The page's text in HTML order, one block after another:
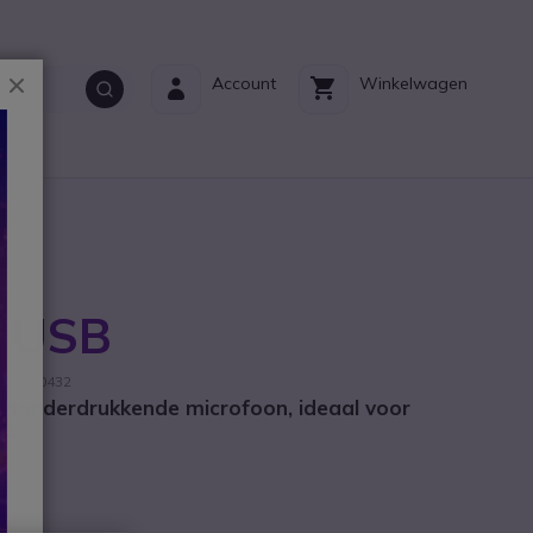
Winkelwagen
Account
USB
1000432
microfoon, ideaal voor